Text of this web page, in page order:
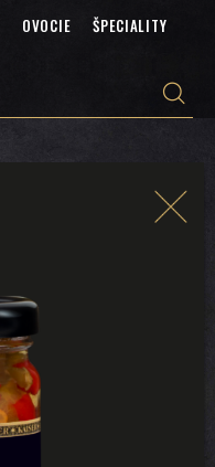
OVOCIE ŠPECIALITY